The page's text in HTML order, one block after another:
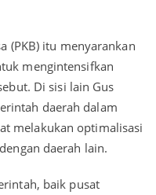
(PKB) itu menyarankan
mengintensifkan
Di sisi lain Gus
daerah dalam
melakukan optimalisasi
daerah lain.
baik pusat